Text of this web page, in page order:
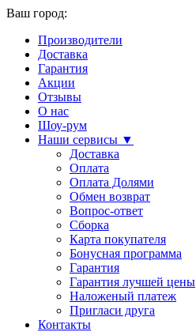
Ваш город:
Производители
Доставка
Гарантия
Акции
Отзывы
О нас
Шоу-рум
Наши сервисы ▼
Доставка
Оплата
Оплата Долями
Обмен возврат
Вопрос-ответ
Сборка
Карта покупателя
Бонусная программа
Гарантия
Гарантия лучшей цены
Наложеный платеж
Пригласи друга
Контакты